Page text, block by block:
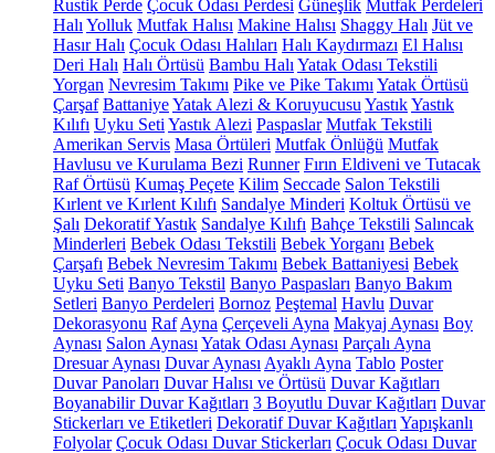
Rustik Perde Çocuk Odası Perdesi Güneşlik Mutfak Perdeleri
Halı Yolluk Mutfak Halısı Makine Halısı Shaggy Halı Jüt ve
Hasır Halı Çocuk Odası Halıları Halı Kaydırmazı El Halısı
Deri Halı Halı Örtüsü Bambu Halı Yatak Odası Tekstili
Yorgan Nevresim Takımı Pike ve Pike Takımı Yatak Örtüsü
Çarşaf BattaniyeYatak Alezi & Koruyucusu YastıkYastık
Kılıfı Uyku Seti Yastık Alezi Paspaslar Mutfak Tekstili
Amerikan Servis Masa Örtüleri Mutfak Önlüğü Mutfak
Havlusu ve Kurulama Bezi Runner Fırın Eldiveni ve Tutacak
Raf Örtüsü Kumaş Peçete Kilim Seccade Salon Tekstili
Kırlent ve Kırlent Kılıfı Sandalye Minderi Koltuk Örtüsü ve
Şalı Dekoratif Yastık Sandalye Kılıfı Bahçe Tekstili Salıncak
Minderleri Bebek Odası Tekstili Bebek Yorganı Bebek
Çarşafı Bebek Nevresim Takımı Bebek Battaniyesi Bebek
Uyku Seti Banyo Tekstil Banyo Paspasları Banyo Bakım
Setleri Banyo Perdeleri Bornoz Peştemal Havlu Duvar
Dekorasyonu Raf Ayna Çerçeveli Ayna Makyaj Aynası Boy
Aynası Salon Aynası Yatak Odası Aynası Parçalı Ayna
Dresuar Aynası Duvar Aynası Ayaklı Ayna Tablo Poster
Duvar Panoları Duvar Halısı ve Örtüsü Duvar Kağıtları
Boyanabilir Duvar Kağıtları 3 Boyutlu Duvar Kağıtları Duvar
Stickerları ve Etiketleri Dekoratif Duvar Kağıtları Yapışkanlı
Folyolar Çocuk Odası Duvar Stickerları Çocuk Odası Duvar